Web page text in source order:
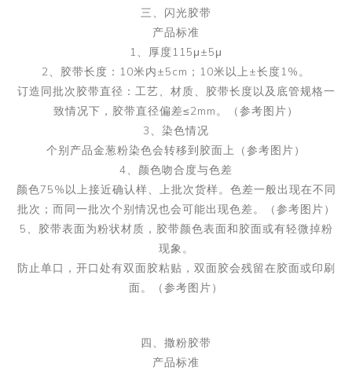
三、闪光胶带
产品标准
1、厚度115μ±5μ
2、胶带长度：10米内±5cm；10米以上±长度1%。
订造同批次胶带直径：工艺、材质、胶带长度以及底管规格一
致情况下，胶带直径偏差≤2mm。（参考图片）
3、染色情况
个别产品金葱粉染色会转移到胶面上（参考图片）
4、颜色吻合度与色差
颜色75%以上接近确认样、上批次货样。色差一般出现在不同
批次；而同一批次个别情况也会可能出现色差。（参考图片）
5、胶带表面为粉状材质，胶带颜色表面和胶面或有轻微掉粉
现象。
防止单口，开口处有双面胶粘贴，双面胶会残留在胶面或印刷
面。（参考图片）
四、撒粉胶带
产品标准